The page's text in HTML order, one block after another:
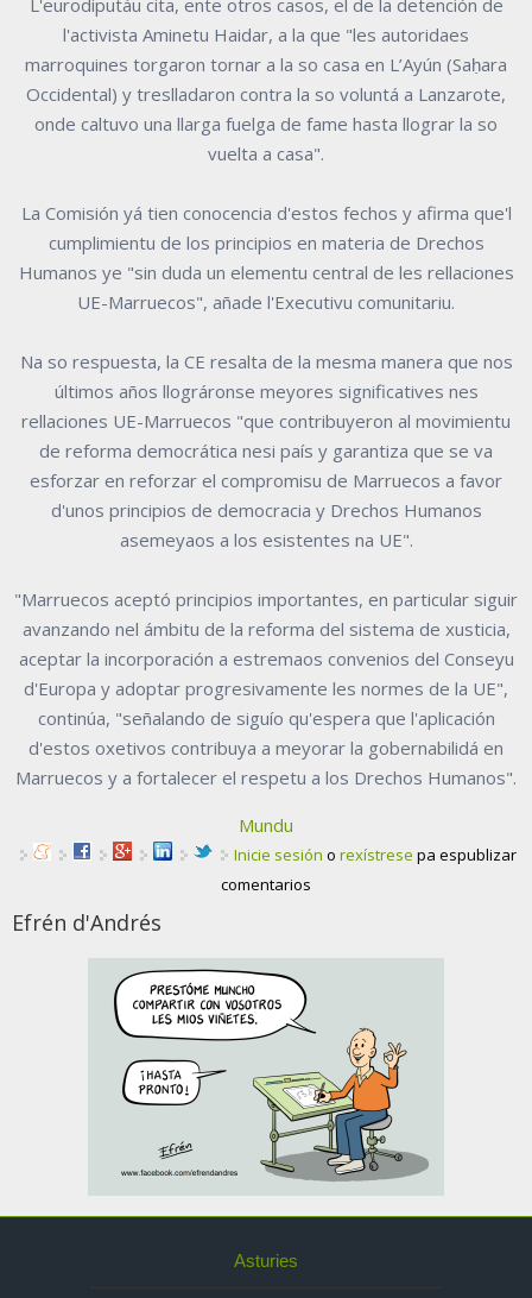
L'eurodiputáu cita, ente otros casos, el de la detención de
l'activista Aminetu Haidar, a la que "les autoridaes
marroquines torgaron tornar a la so casa en L’Ayún (Saḥara
Occidental) y treslladaron contra la so voluntá a Lanzarote,
onde caltuvo una llarga fuelga de fame hasta llograr la so
vuelta a casa".
La Comisión yá tien conocencia d'estos fechos y afirma que'l
cumplimientu de los principios en materia de Drechos
Humanos ye "sin duda un elementu central de les rellaciones
UE-Marruecos", añade l'Executivu comunitariu.
Na so respuesta, la CE resalta de la mesma manera que nos
últimos años llográronse meyores significatives nes
rellaciones UE-Marruecos "que contribuyeron al movimientu
de reforma democrática nesi país y garantiza que se va
esforzar en reforzar el compromisu de Marruecos a favor
d'unos principios de democracia y Drechos Humanos
asemeyaos a los esistentes na UE".
"Marruecos aceptó principios importantes, en particular siguir
avanzando nel ámbitu de la reforma del sistema de xusticia,
aceptar la incorporación a estremaos convenios del Conseyu
d'Europa y adoptar progresivamente les normes de la UE",
continúa, "señalando de siguío qu'espera que l'aplicación
d'estos oxetivos contribuya a meyorar la gobernabilidá en
Marruecos y a fortalecer el respetu a los Drechos Humanos".
Mundu
Inicie sesión o rexístrese pa espublizar
comentarios
Efrén d'Andrés
Asturies